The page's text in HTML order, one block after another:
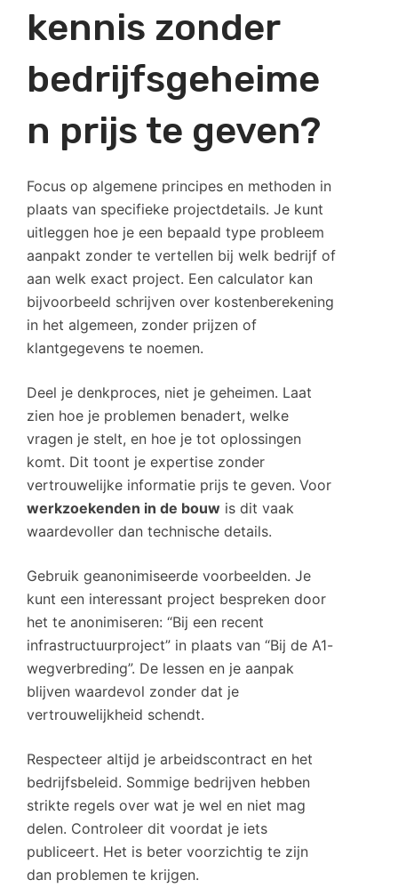
kennis zonder
bedrijfsgeheime
n prijs te geven?
Focus op algemene principes en methoden in
plaats van specifieke projectdetails. Je kunt
uitleggen hoe je een bepaald type probleem
aanpakt zonder te vertellen bij welk bedrijf of
aan welk exact project. Een calculator kan
bijvoorbeeld schrijven over kostenberekening
in het algemeen, zonder prijzen of
klantgegevens te noemen.
Deel je denkproces, niet je geheimen. Laat
zien hoe je problemen benadert, welke
vragen je stelt, en hoe je tot oplossingen
komt. Dit toont je expertise zonder
vertrouwelijke informatie prijs te geven. Voor
werkzoekenden in de bouw is dit vaak
waardevoller dan technische details.
Gebruik geanonimiseerde voorbeelden. Je
kunt een interessant project bespreken door
het te anonimiseren: “Bij een recent
infrastructuurproject” in plaats van “Bij de A1-
wegverbreding”. De lessen en je aanpak
blijven waardevol zonder dat je
vertrouwelijkheid schendt.
Respecteer altijd je arbeidscontract en het
bedrijfsbeleid. Sommige bedrijven hebben
strikte regels over wat je wel en niet mag
delen. Controleer dit voordat je iets
publiceert. Het is beter voorzichtig te zijn
dan problemen te krijgen.